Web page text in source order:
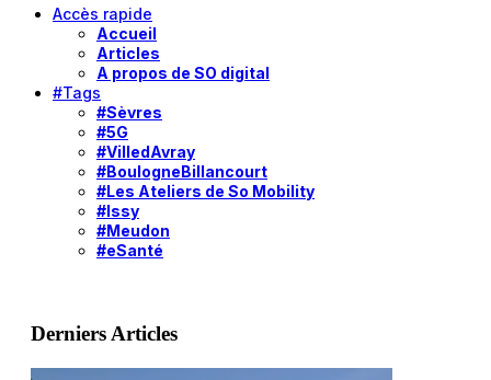
Accès rapide
Accueil
Articles
A propos de SO digital
#Tags
#Sèvres
#5G
#VilledAvray
#BoulogneBillancourt
#Les Ateliers de So Mobility
#Issy
#Meudon
#eSanté
Derniers Articles